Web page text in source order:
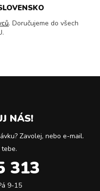
. Doručujeme do všech
NÁS!
Zavolej, nebo e-mail.
313
9-15